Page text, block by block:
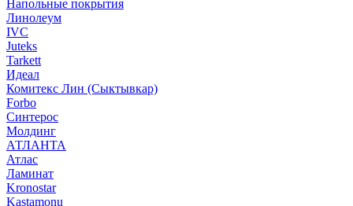
Напольные покрытия
Линолеум
IVC
Juteks
Tarkett
Идеал
Комитекс Лин (Сыктывкар)
Forbo
Синтерос
Молдинг
АТЛАНТА
Атлас
Ламинат
Kronostar
Kastamonu